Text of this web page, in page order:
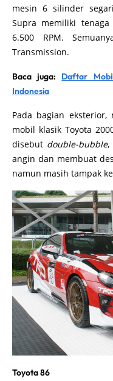
mesin 6 silinder
Supra memiliki tenaga
6.500 RPM.
Transmission.
Baca juga: Daftar
Indonesia
Pada bagian
mobil klasik Toyota
disebut double-bubble,
angin dan membuat
namun masih tampak
Toyota 86